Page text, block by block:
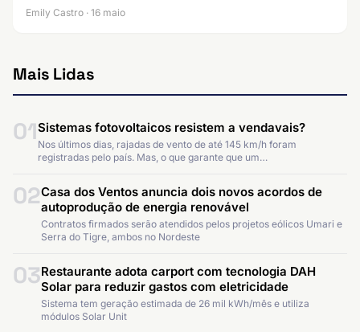
Emily Castro · 16 maio
Mais Lidas
01Sistemas fotovoltaicos resistem a vendavais?
Nos últimos dias, rajadas de vento de até 145 km/h foram
registradas pelo país. Mas, o que garante que um…
02Casa dos Ventos anuncia dois novos acordos de
autoprodução de energia renovável
Contratos firmados serão atendidos pelos projetos eólicos Umari e
Serra do Tigre, ambos no Nordeste
03Restaurante adota carport com tecnologia DAH
Solar para reduzir gastos com eletricidade
Sistema tem geração estimada de 26 mil kWh/mês e utiliza
módulos Solar Unit